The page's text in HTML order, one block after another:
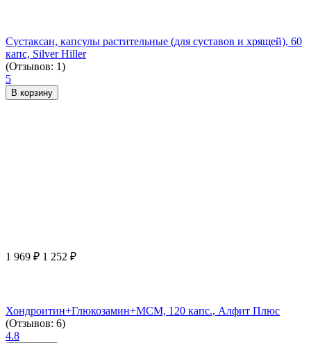
Сустаксан, капсулы растительные (для суставов и хрящей), 60
капс, Silver Hiller
(Отзывов: 1)
5
В корзину
1 969 ₽ 1 252 ₽
Хондроитин+Глюкозамин+МСМ, 120 капс., Алфит Плюс
(Отзывов: 6)
4.8